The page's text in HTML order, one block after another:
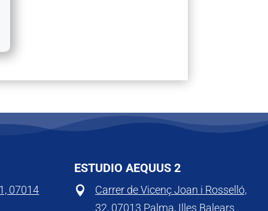
07014
ESTUDIO AEQUUS 2

Carrer de Vicenç Joan i Rosselló,
32, 07013 Palma, Illes Balears